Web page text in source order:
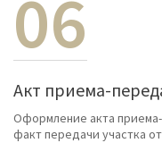
06
Акт приема-
Оформление акта
факт передачи участка